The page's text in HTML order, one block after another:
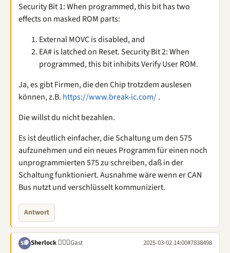
Security Bit 1: When programmed, this bit has two
effects on masked ROM parts:
External MOVC is disabled, and
EA# is latched on Reset. Security Bit 2: When
programmed, this bit inhibits Verify User ROM.
Ja, es gibt Firmen, die den Chip trotzdem auslesen
können, z.B. https://www.break-ic.com/.
Die willst du nicht bezahlen.
Es ist deutlich einfacher, die Schaltung um den 575
aufzunehmen und ein neues Programm für einen noch
unprogrammierten 575 zu schreiben, daß in der
Schaltung funktioniert. Ausnahme wäre wenn er CAN
Bus nutzt und verschlüsselt kommuniziert.
Antwort
S🕵 Sherlock 🕵🏽‍♂️Gast 2025-03-02 14:00#7838498